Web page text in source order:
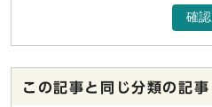
確認
この記事と同じ分類の記事